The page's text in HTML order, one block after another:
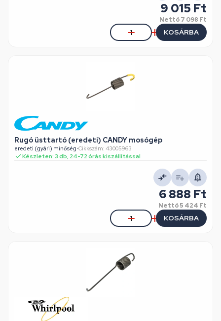
9 015 Ft
Nettó7 098 Ft
KOSÁRBA
Rugó üsttartó (eredeti) CANDY mosógép
eredeti (gyári) minőség•Cikkszám: 43005963
Készleten: 3 db, 24-72 órás kiszállítással
6 888 Ft
Nettó5 424 Ft
KOSÁRBA